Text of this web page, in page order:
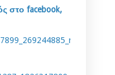
στο facebook,